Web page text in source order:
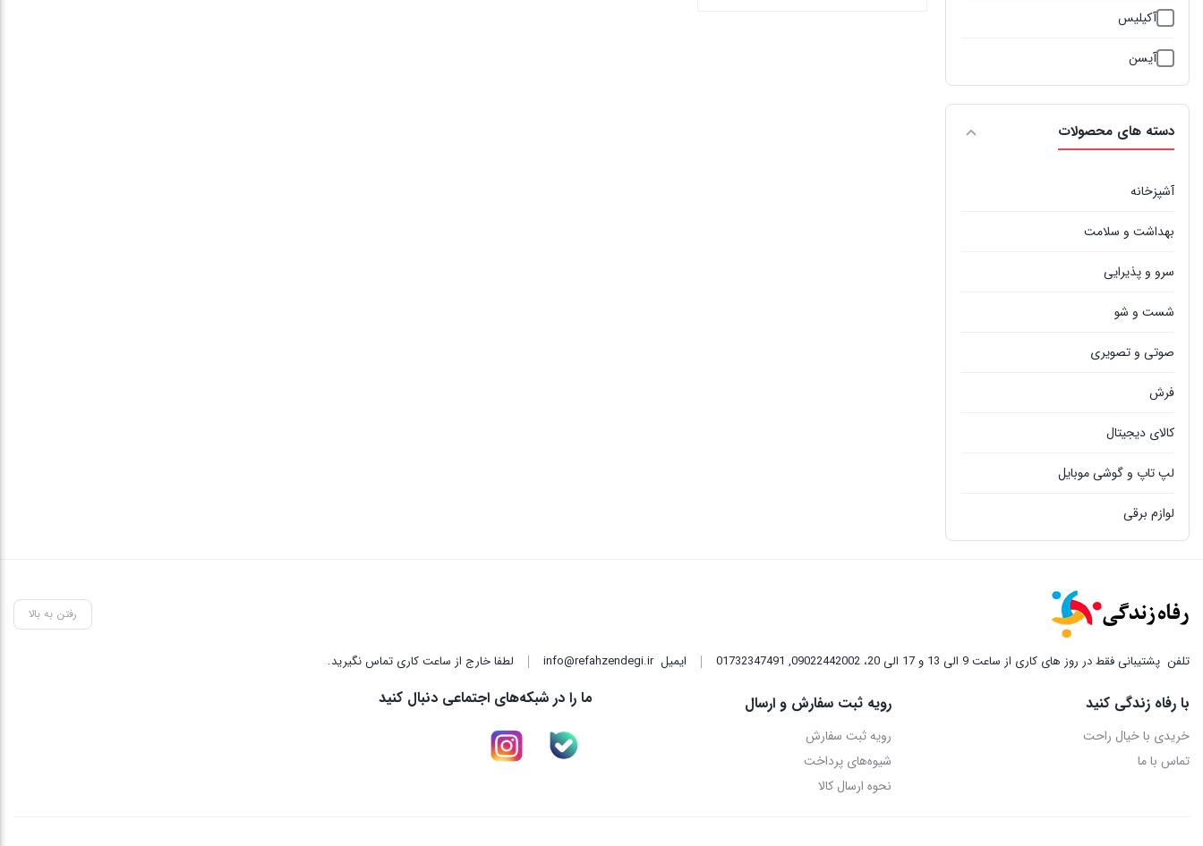
آکیلیس
آیسن
ابکازو
اوریکس
اویز
ايوولی
ای تی سی
ای یی سی
دسته های محصولات
آشپزخانه
بهداشت و سلامت
سرو و پذیرایی
شست و شو
صوتی و تصویری
فرش
کالای دیجیتال
لپ تاپ و گوشی موبایل
لوازم برقی
رفتن به بالا
تلفن پشتیبانی فقط در روز های کاری از ساعت 9 الی 13 و 17 الی 20، 09022442002 ,
01732347491 ایمیلinfo@refahzendegi.ir لطفا خارج از ساعت کاری تماس نگیرید.
با رفاه زندگی کنید
خریدی با خیال راحت
تماس با ما
رویه ثبت سفارش و ارسال
رویه ثبت سفارش
شیوه‌های پرداخت
نحوه ارسال کالا
ما را در شبکه‌های اجتماعی دنبال کنید